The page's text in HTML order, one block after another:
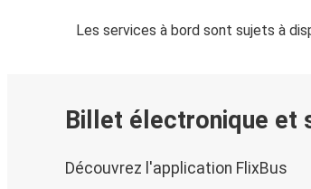
Les services à bord sont sujets à
Billet électronique et
Découvrez l'application FlixBus